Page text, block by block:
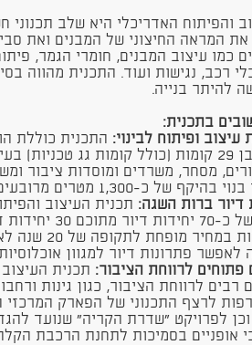
והפיתוח האדריכלי היא שלב תכנוני
את המראה החיצוני של המבנים ואת
כמו עיצוב המבנים, חומרי הגמר,
רכב, נגישות ועוד. התכנית מהווה
להיתר בנייה.
בתכנית:
עיצוב ופיתוח לבינוי: התכנית כוללת
מגדל בן 29 קומות (כולל קומות גג
מסחר, משרדים ומוסדות ציבור
בהיקף של כ-1,300 מטרים מרובעים.
דיור ברות השגה: תכנית העיצוב
וגודל של כ-70
לשכירות
לאפשר פתרונות דיור למגוון
פתוחים לרווחת הציבור: תכנית
רבים לרווחת הציבור, כגון גינות
לרצף התכנוני של הפארק
לפרויקט "שדרת הקריה" שנועד
אופניים בסמיכות לתחנת הרכבת